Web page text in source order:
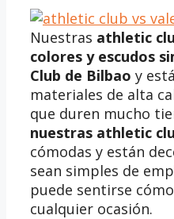
Nuestras athletic
colores y escudos
Club de Bilbao y
materiales de alta
que duren mucho
nuestras athletic
cómodas y están
sean simples de
puede sentirse
cualquier ocasión.